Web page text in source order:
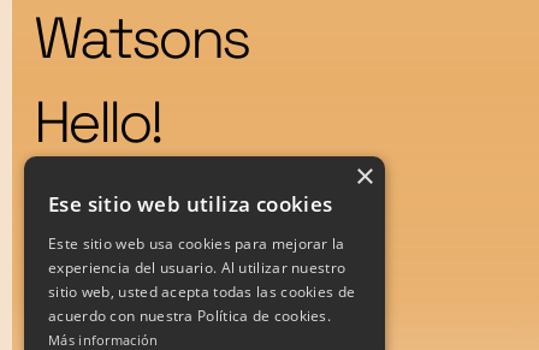
Watsons
Hello!
×
Ese sitio web utiliza cookies
Este sitio web usa cookies para mejorar la
experiencia del usuario. Al utilizar nuestro
sitio web, usted acepta todas las cookies de
acuerdo con nuestra Política de cookies.
Más información